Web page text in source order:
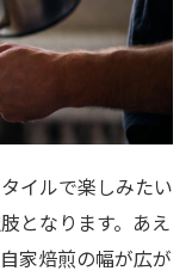
イルで楽しみたい
となります。あえ
家焙煎の幅が広が